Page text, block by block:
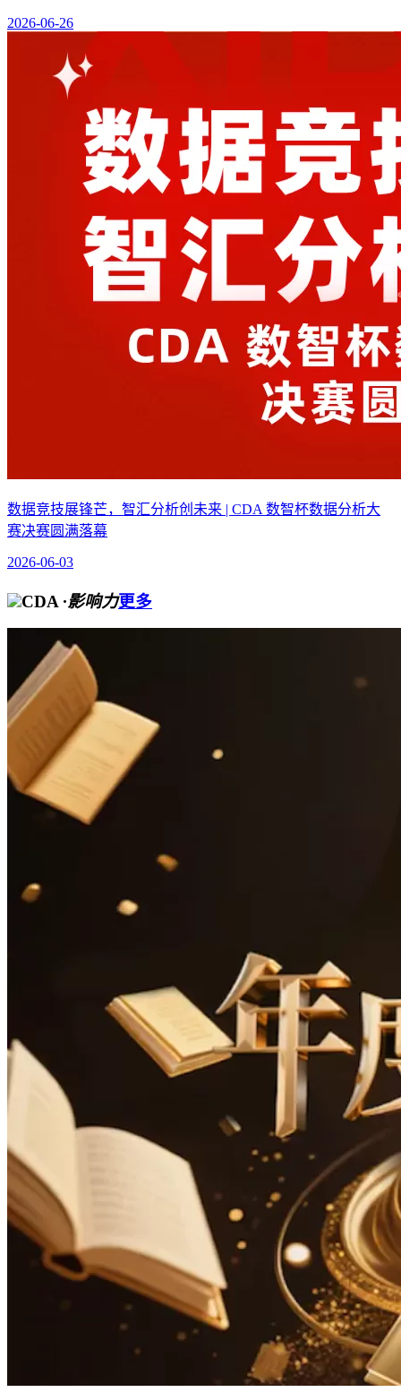
2026-06-26
数据竞技展锋芒，智汇分析创未来 | CDA 数智杯数据分析大
赛决赛圆满落幕
2026-06-03
CDA ·影响力更多